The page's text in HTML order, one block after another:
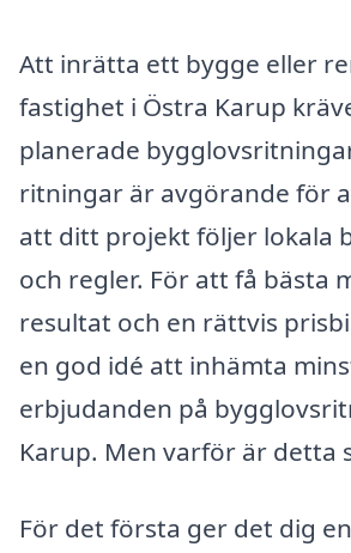
Att inrätta ett bygge eller
fastighet i Östra Karup
planerade
ritningar är avgörande för
att ditt projekt följer lokala
och regler. För att få bästa
resultat och en rättvis
en god idé att inhämta
erbjudanden på
Karup. Men varför är detta
För det första ger det dig